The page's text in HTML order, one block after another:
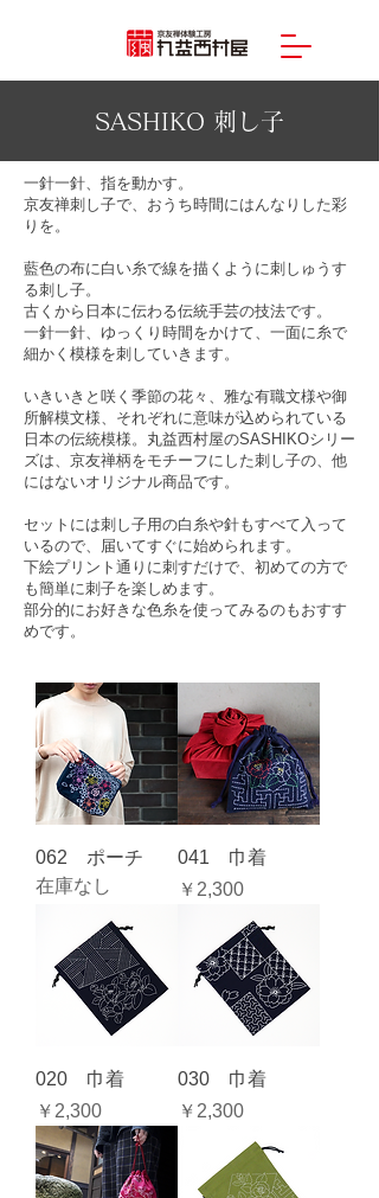
SASHIKO 刺し子
一針一針、指を動かす。
京友禅刺し子で、おうち時間にはんなりした彩
りを。
藍色の布に白い糸で線を描くように刺しゅうす
る刺し子。
古くから日本に伝わる伝統手芸の技法です。
一針一針、ゆっくり時間をかけて、一面に糸で
細かく模様を刺していきます。
いきいきと咲く季節の花々、雅な有職文様や御
所解模文様、それぞれに意味が込められている
日本の伝統模様。丸益西村屋のSASHIKOシリー
ズは、京友禅柄をモチーフにした刺し子の、他
にはないオリジナル商品です。
セットには刺し子用の白糸や針もすべて入って
いるので、届いてすぐに始められます。
下絵プリント通りに刺すだけで、初めての方で
も簡単に刺子を楽しめます。
部分的にお好きな色糸を使ってみるのもおすす
めです。
062 ポーチ
在庫なし
041 巾着
価格
￥2,300
020 巾着
価格
￥2,300
030 巾着
価格
￥2,300